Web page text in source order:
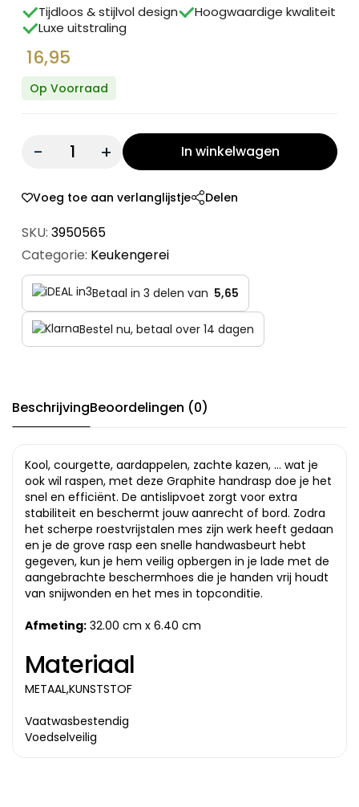
Tijdloos & stijlvol design
Hoogwaardige kwaliteit
Luxe uitstraling
16,95
Op Voorraad
Quantity: In winkelwagen
Voeg toe aan verlanglijstje Delen
SKU: 3950565
Categorie: Keukengerei
Betaal in 3 delen van 5,65
Bestel nu, betaal over 14 dagen
BeschrijvingBeoordelingen (0)
Kool, courgette, aardappelen, zachte kazen, … wat je
ook wil raspen, met deze Graphite handrasp doe je het
snel en efficiënt. De antislipvoet zorgt voor extra
stabiliteit en beschermt jouw aanrecht of bord. Zodra
het scherpe roestvrijstalen mes zijn werk heeft gedaan
en je de grove rasp een snelle handwasbeurt hebt
gegeven, kun je hem veilig opbergen in je lade met de
aangebrachte beschermhoes die je handen vrij houdt
van snijwonden en het mes in topconditie.
Afmeting: 32.00 cm x 6.40 cm
Materiaal
METAAL,KUNSTSTOF
Vaatwasbestendig
Voedselveilig